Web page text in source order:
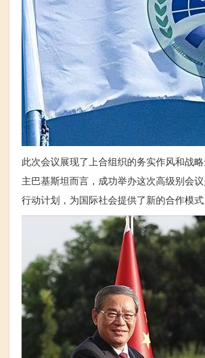
此次会议展现了上合组织的务实作风和战
主巴基斯坦而言，成功举办这次高级别会
行动计划，为国际社会提供了新的合作模式